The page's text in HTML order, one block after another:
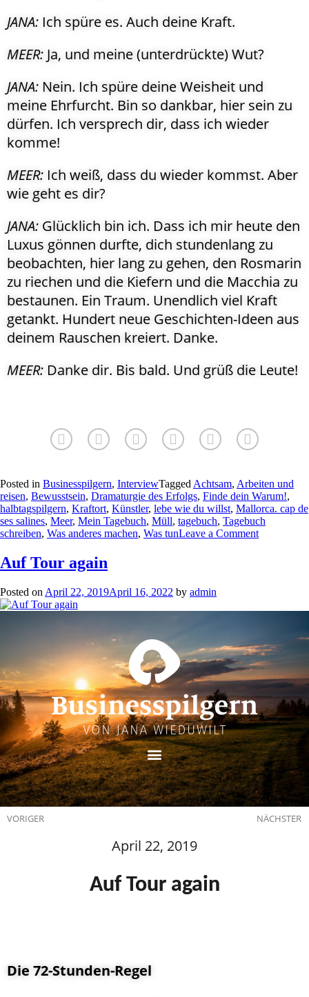
JANA: Ich spüre es. Auch deine Kraft.
MEER: Ja, und meine (unterdrückte) Wut?
JANA: Nein. Ich spüre deine Weisheit und
meine Ehrfurcht. Bin so dankbar, hier sein zu
dürfen. Ich versprech dir, dass ich wieder
komme!
MEER: Ich weiß, dass du wieder kommst. Aber
wie geht es dir?
JANA: Glücklich bin ich. Dass ich mir heute den
Luxus gönnen durfte, dich stundenlang zu
beobachten, hier lang zu gehen, den Rosmarin
zu riechen und die Kiefern und die Macchia zu
bestaunen. Ein Traum. Unendlich viel Kraft
getankt. Hundert neue Geschichten-Ideen aus
deinem Rauschen kreiert. Danke.
MEER: Danke dir. Bis bald. Und grüß die Leute!
Posted in Businesspilgern, InterviewTagged Achtsam, Arbeiten und
reisen, Bewusstsein, Dramaturgie des Erfolgs, Finde dein Warum!,
halbtagspilgern, Kraftort, Künstler, lebe wie du willst, Mallorca. cap de
ses salines, Meer, Mein Tagebuch, Müll, tagebuch, Tagebuch
schreiben, Was anderes machen, Was tunLeave a Comment
Auf Tour again
Posted on April 22, 2019April 16, 2022 by admin
VORIGER NÄCHSTER
April 22, 2019
Auf Tour again
Die 72-Stunden-Regel